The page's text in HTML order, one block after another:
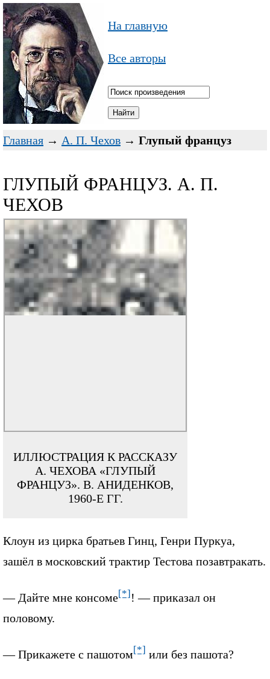
На главную
Все авторы
Главная → А. П. Чехов → Глупый француз
ГЛУПЫЙ ФРАНЦУЗ. А. П.
ЧЕХОВ
ИЛЛЮСТРАЦИЯ К РАССКАЗУ
А. ЧЕХОВА «ГЛУПЫЙ
ФРАНЦУЗ». В. АНИДЕНКОВ,
1960-Е ГГ.
Клоун из цирка братьев Гинц, Генри Пуркуа,
зашёл в московский трактир Тестова позавтракать.
— Дайте мне консоме[*]! — приказал он
половому.
— Прикажете с пашотом[*] или без пашота?